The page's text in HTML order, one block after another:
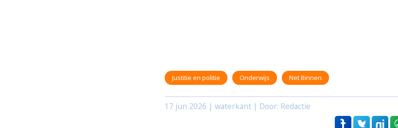
Justitie en politie Onderwijs Net Binnen
17 jun 2026 | waterkant | Door: Redactie